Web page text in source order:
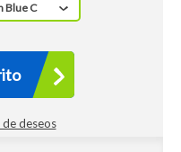
Blue C
deseos